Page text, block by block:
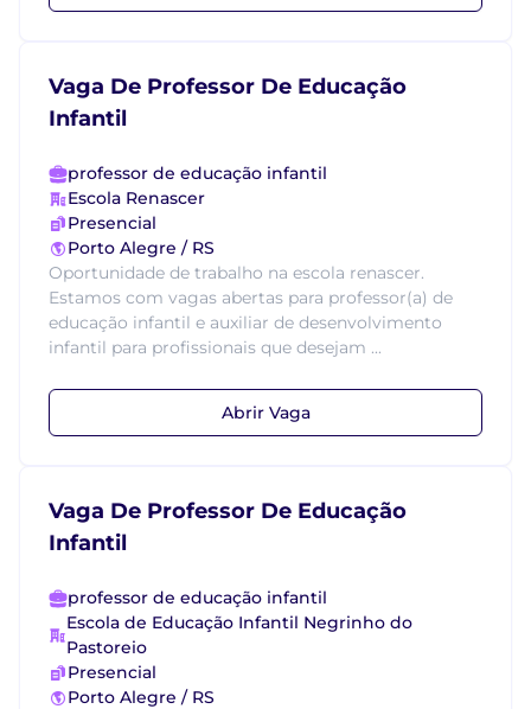
Vaga De Professor De Educação
Infantil
professor de educação infantil
Escola Renascer
Presencial
Porto Alegre / RS
Oportunidade de trabalho na escola renascer.
Estamos com vagas abertas para professor(a) de
educação infantil e auxiliar de desenvolvimento
infantil para profissionais que desejam ...
Abrir Vaga
Vaga De Professor De Educação
Infantil
professor de educação infantil
Escola de Educação Infantil Negrinho do
Pastoreio
Presencial
Porto Alegre / RS